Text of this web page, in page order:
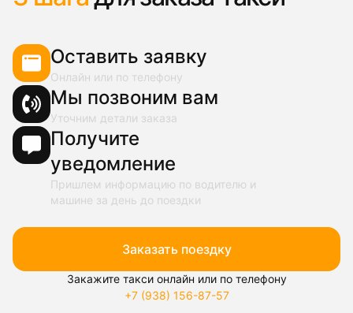
Оставить заявку
Онлайн или по телефону
Мы позвоним вам
Уточним детали заказа
Получите
уведомление
Пришлем информацию по водителю и
машине за день до поездки
Заказать поездку
Закажите такси онлайн или по телефону
+7 (938) 156-87-57